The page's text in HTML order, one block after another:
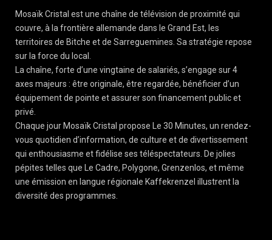
Mosaïk Cristal est une chaîne de télévision de proximité qui
couvre, à la frontière allemande dans le Grand Est, les
territoires de Bitche et de Sarreguemines. Sa stratégie repose
sur la force du local.
La chaîne, forte d’une vingtaine de salariés, s’engage sur 4
axes majeurs : être originale, être regardée, bénéficier d’un
équipement de pointe et assurer son financement public et
privé.
Chaque jour Mosaïk Cristal propose Le 30 Minutes, un rendez-
vous quotidien d’information, de culture et de divertissement
qui enthousiasme et fidélise ses téléspectateurs. De jolies
pépites telles que Le Cadre, Polygone, Grenzenlos, et même
une émission en langue régionale Kaffekrenzel illustrent la
diversité des programmes.